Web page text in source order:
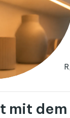
mit